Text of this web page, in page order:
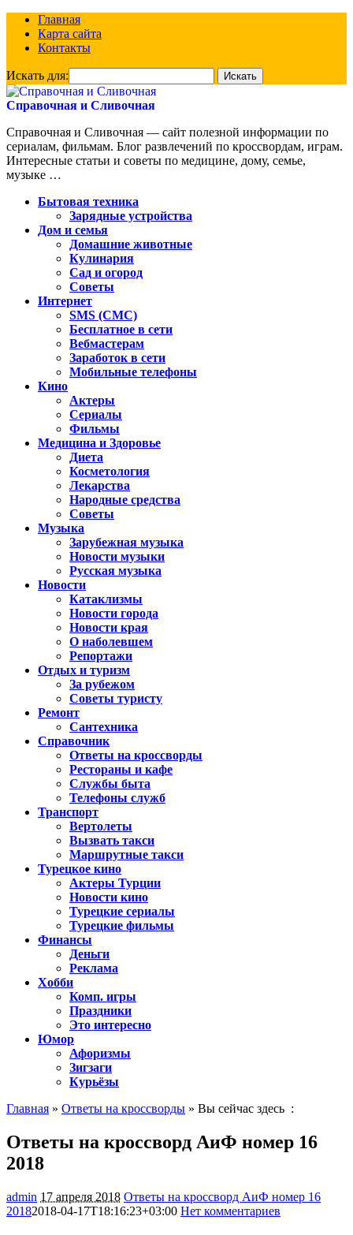
Главная
Карта сайта
Контакты
Искать для:
Справочная и Сливочная
Справочная и Сливочная — сайт полезной информации по
сериалам, фильмам. Блог развлечений по кроссвордам, играм.
Интересные статьи и советы по медицине, дому, семье,
музыке …
Бытовая техника
Зарядные устройства
Дом и семья
Домашние животные
Кулинария
Сад и огород
Советы
Интернет
SMS (СМС)
Бесплатное в сети
Вебмастерам
Заработок в сети
Мобильные телефоны
Кино
Актеры
Сериалы
Фильмы
Медицина и Здоровье
Диета
Косметология
Лекарства
Народные средства
Советы
Музыка
Зарубежная музыка
Новости музыки
Русская музыка
Новости
Катаклизмы
Новости города
Новости края
О наболевшем
Репортажи
Отдых и туризм
За рубежом
Советы туристу
Ремонт
Сантехника
Справочник
Ответы на кроссворды
Рестораны и кафе
Службы быта
Телефоны служб
Транспорт
Вертолеты
Вызвать такси
Маршрутные такси
Турецкое кино
Актеры Турции
Новости кино
Турецкие сериалы
Турецкие фильмы
Финансы
Деньги
Реклама
Хобби
Комп. игры
Праздники
Это интересно
Юмор
Афоризмы
Зигзаги
Курьёзы
Главная » Ответы на кроссворды » Вы сейчас здесь :
Ответы на кроссворд АиФ номер 16
2018
admin 17 апреля 2018 Ответы на кроссворд АиФ номер 16
20182018-04-17T18:16:23+03:00 Нет комментариев